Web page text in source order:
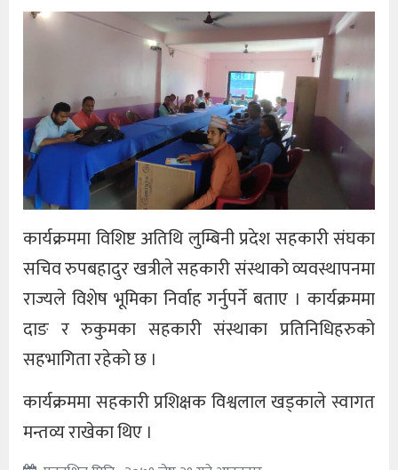
कार्यक्रममा विशिष्ट अतिथि लुम्बिनी प्रदेश सहकारी संघका
सचिव रुपबहादुर खत्रीले सहकारी संस्थाको व्यवस्थापनमा
राज्यले विशेष भूमिका निर्वाह गर्नुपर्ने बताए । कार्यक्रममा
दाङ र रुकुमका सहकारी संस्थाका प्रतिनिधिहरुको
सहभागिता रहेको छ ।
कार्यक्रममा सहकारी प्रशिक्षक विश्वलाल खड्काले स्वागत
मन्तव्य राखेका थिए ।